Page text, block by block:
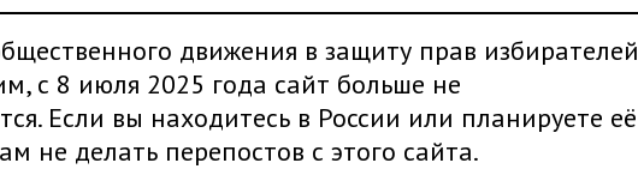
движения в защиту прав избирателей
с 8 июля 2025 года сайт больше не
Если вы находитесь в России или планируете её
не делать перепостов с этого сайта.